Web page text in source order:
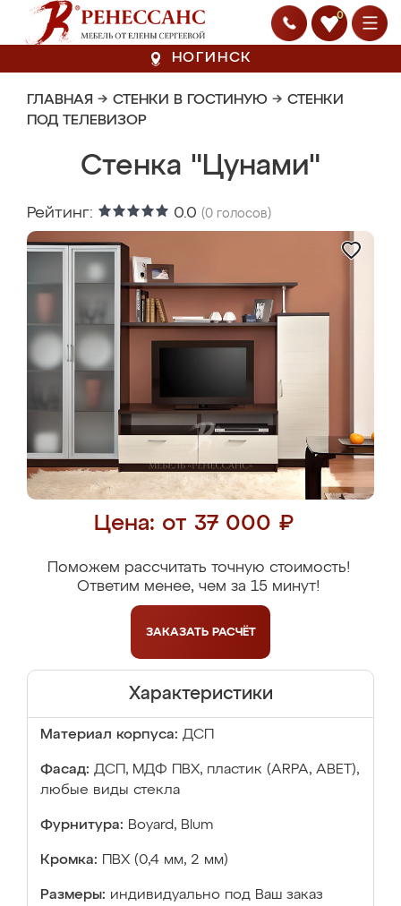
0
НОГИНСК
ГЛАВНАЯ → СТЕНКИ В ГОСТИНУЮ → СТЕНКИ
ПОД ТЕЛЕВИЗОР
Стенка "Цунами"
Рейтинг: 0.0 (0 голосов)
Цена: от 37 000 ₽
Поможем рассчитать точную стоимость!
Ответим менее, чем за 15 минут!
ЗАКАЗАТЬ РАСЧЁТ
Характеристики
Материал корпуса: ДСП
Фасад: ДСП, МДФ ПВХ, пластик (ARPA, ABET),
любые виды стекла
Фурнитура: Boyard, Blum
Кромка: ПВХ (0,4 мм, 2 мм)
Размеры: индивидуально под Ваш заказ